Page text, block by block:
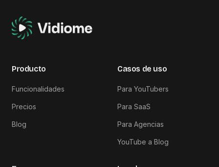
Producto
Funcionalidades
Precios
Blog
Casos de uso
Para YouTubers
Para SaaS
Para Agencias
YouTube a Blog